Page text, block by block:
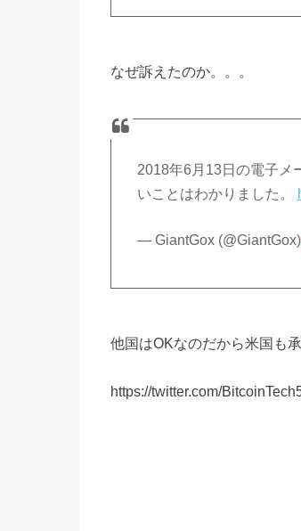
なぜ訴えたのか。。。
2018年6月13日の電子メ
いことはわかりました。
— GiantGox
他国はOKなのだから米国も
https://twitter.com/